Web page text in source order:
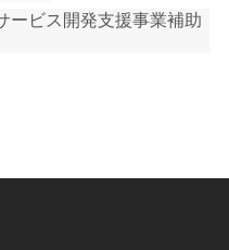
ービス開発支援事業補助